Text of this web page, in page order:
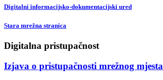
Digitalni informacijsko-dokumentacijski ured
Stara mrežna stranica
Digitalna pristupačnost
Izjava o pristupačnosti mrežnog mjesta